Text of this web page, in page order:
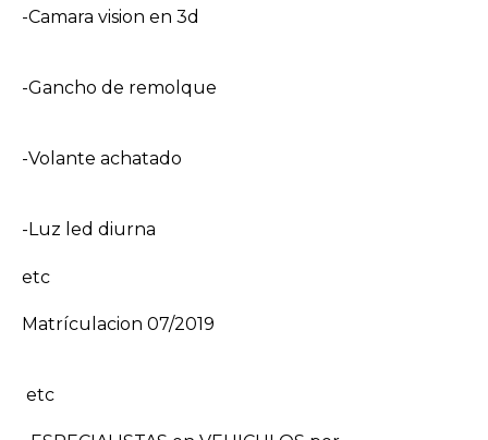
-Camara vision en 3d
-Gancho de remolque
-Volante achatado
-Luz led diurna
etc
Matrículacion 07/2019
etc